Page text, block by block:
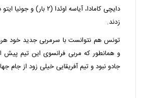
دایچی کامادا، آیاسه اوئدا
زدند.
تونس هم نتوانست با سرمربی جدید خود
و همانطور که مربی فرانسوی این تیم پیش
جادو نبود و تیم آفریقایی خیلی زود از جام جهانی ۲۰۲۶ کنار